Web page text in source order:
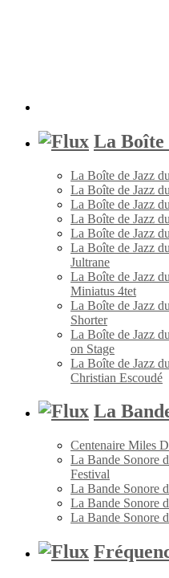
La Boîte
La Boîte de Jazz
La Boîte de Jazz
La Boîte de Jazz
La Boîte de Jazz
La Boîte de Jazz
La Boîte de Jazz
Jultrane
La Boîte de Jazz
Miniatus 4tet
La Boîte de Jazz
Shorter
La Boîte de Jazz
on Stage
La Boîte de Jazz
Christian Escoudé
La
Centenaire Miles
La Bande Sonore
Festival
La Bande Sonore
La Bande Sonore
La Bande Sonore